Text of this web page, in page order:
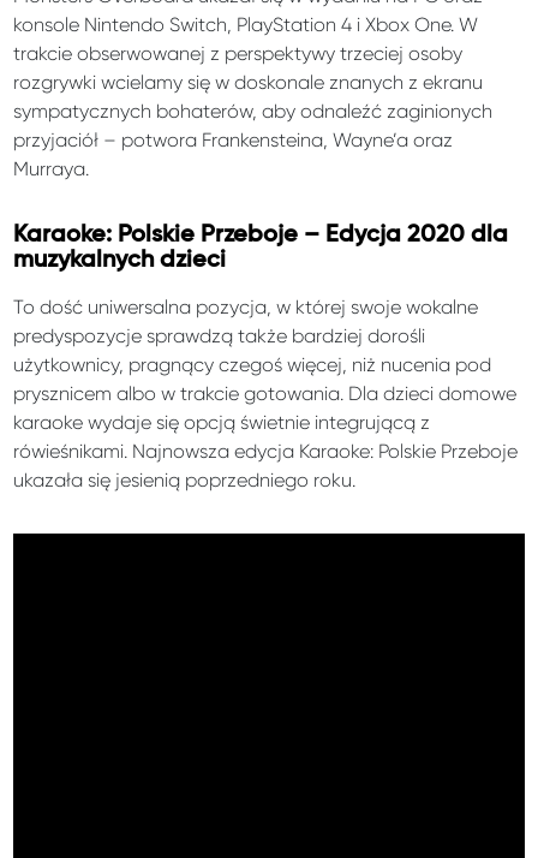
konsole Nintendo Switch, PlayStation 4 i Xbox One. W
trakcie obserwowanej z perspektywy trzeciej osoby
rozgrywki wcielamy się w doskonale znanych z ekranu
sympatycznych bohaterów, aby odnaleźć zaginionych
przyjaciół – potwora Frankensteina, Wayne’a oraz
Murraya.
Karaoke: Polskie Przeboje – Edycja 2020 dla
muzykalnych dzieci
To dość uniwersalna pozycja, w której swoje wokalne
predyspozycje sprawdzą także bardziej dorośli
użytkownicy, pragnący czegoś więcej, niż nucenia pod
prysznicem albo w trakcie gotowania. Dla dzieci domowe
karaoke wydaje się opcją świetnie integrującą z
rówieśnikami. Najnowsza edycja Karaoke: Polskie Przeboje
ukazała się jesienią poprzedniego roku.